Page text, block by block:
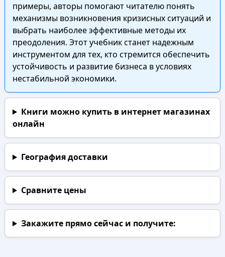
примеры, авторы помогают читателю понять
механизмы возникновения кризисных ситуаций и
выбрать наиболее эффективные методы их
преодоления. Этот учебник станет надежным
инструментом для тех, кто стремится обеспечить
устойчивость и развитие бизнеса в условиях
нестабильной экономики.
Книги можно купить в интернет магазинах
онлайн
География доставки
Сравните цены
Закажите прямо сейчаси получите: